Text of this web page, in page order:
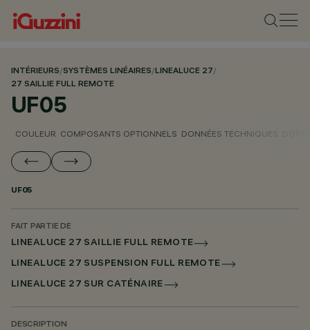
INTÉRIEURS/SYSTÈMES LINÉAIRES/LINEALUCE 27/
27 SAILLIE FULL REMOTE
UF05
COULEUR COMPOSANTS OPTIONNELS DONNÉES TECHNIQUES
UF05
FAIT PARTIE DE
LINEALUCE 27 SAILLIE FULL REMOTE
LINEALUCE 27 SUSPENSION FULL REMOTE
LINEALUCE 27 SUR CATÉNAIRE
DESCRIPTION